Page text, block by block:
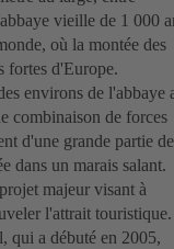
vieille de 1 000
où la montée des
fortes d'Europe.
environs de l'abbaye
combinaison de forces
d'une grande partie
dans un marais salant.
majeur visant à
l'attrait touristique.
qui a débuté en 2005,